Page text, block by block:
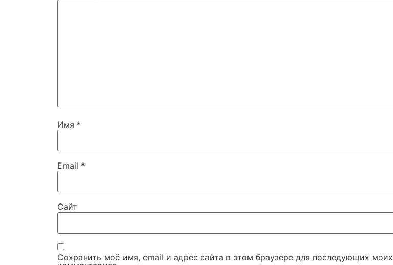
Имя *
Email *
Сайт
Сохранить моё имя, email и адрес сайта в этом браузере для последующих моих